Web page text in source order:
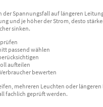
der Spannungsfall auf längeren
und je höher der Strom, desto
sinken.
passend wählen
aufteilen
bewerten
mehreren Leuchten oder
fachlich geprüft werden.